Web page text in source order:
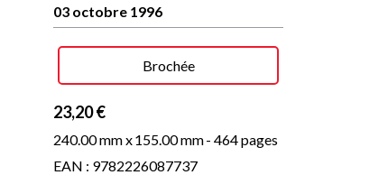
03 octobre 1996
Brochée
23,20 €
240.00 mm x155.00 mm- 464 pages
EAN : 9782226087737